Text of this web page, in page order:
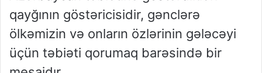
qayğının göstəricisidir, gənclərə
ölkəmizin və onların özlərinin gələcəyi
üçün təbiəti qorumaq barəsində bir